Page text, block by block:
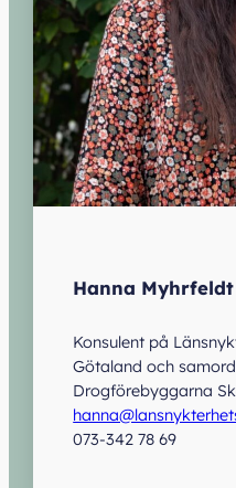
Hanna Myhrfeldt
Konsulent på
Götaland och
Drogförebyggarna
073-342 78 69